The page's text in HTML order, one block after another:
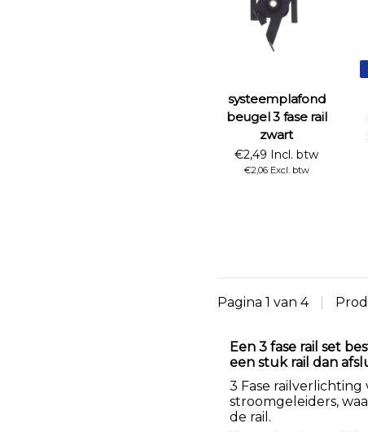
systeemplafond
beugel 3 fase rail
zwart
€2,49 Incl. btw
€2,06 Excl. btw
Pagina 1 van 4
Een 3 fase rail set
een stuk rail dan
3 Fase
stroomgeleiders,
de rail.